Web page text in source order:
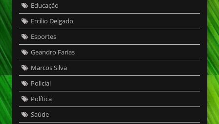
Educação
Ercílio Delgado
Esportes
Geandro Farias
Marcos Silva
Policial
Política
Saúde